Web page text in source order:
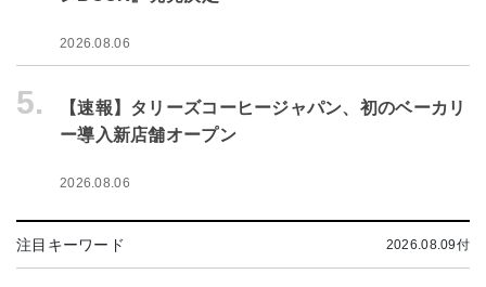
2026.08.06
5.
【速報】タリーズコーヒージャパン、初のベーカリ
ー導入新店舗オープン
2026.08.06
注目キーワード 2026.08.09付